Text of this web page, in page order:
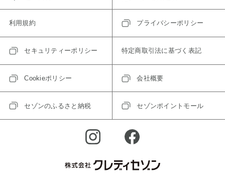
利用規約 プライバシーポリシー
セキュリティーポリシー 特定商取引法に基づく表記
Cookieポリシー 会社概要
セゾンのふるさと納税 セゾンポイントモール